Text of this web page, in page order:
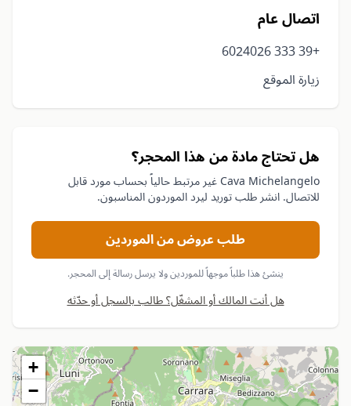
اتصال عام
+39 333 6024026
زيارة الموقع
هل تحتاج مادة من هذا المحجر؟
Cava Michelangelo غير مرتبط حالياً بحساب مورد قابل
للاتصال. انشر طلب توريد ليرد الموردون المناسبون.
طلب عروض من الموردين
ينشئ هذا طلباً موجهاً للموردين ولا يرسل رسالة إلى المحجر.
هل أنت المالك أو المشغّل؟ طالب بالسجل أو حدّثه
+
−